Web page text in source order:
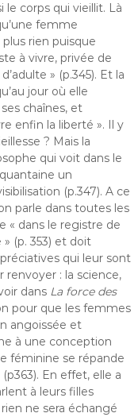
le corps qui vieillit. Là
femme
rien puisque
à vivre, privée de
» (p.345). Et la
jour où elle
chaînes, et
enfin la liberté ». Il y
? Mais la
qui voit dans le
un
(p.347). A ce
parle dans toutes les
« dans le registre de
(p. 353) et doit
qui leur sont
: la science,
dans La force des
pour que les femmes
angoissée et
à une conception
féminine se répande
En effet, elle a
à leurs filles
ne sera échangé